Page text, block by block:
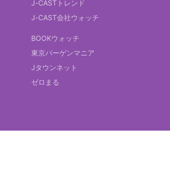
J-CASTトレンド
J-CAST会社ウォッチ
BOOKウォッチ
東京バーゲンマニア
Jタウンネット
ゼロまる